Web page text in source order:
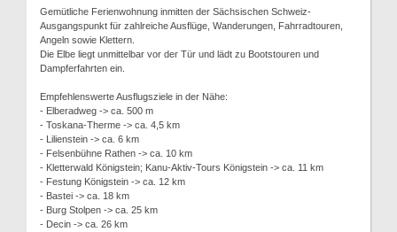
Gemütliche Ferienwohnung inmitten der Sächsischen Schweiz-
Ausgangspunkt für zahlreiche Ausflüge, Wanderungen, Fahrradtouren,
Angeln sowie Klettern.
Die Elbe liegt unmittelbar vor der Tür und lädt zu Bootstouren und
Dampferfahrten ein.
Empfehlenswerte Ausflugsziele in der Nähe:
- Elberadweg -> ca. 500 m
- Toskana-Therme -> ca. 4,5 km
- Lilienstein -> ca. 6 km
- Felsenbühne Rathen -> ca. 10 km
- Kletterwald Königstein; Kanu-Aktiv-Tours Königstein -> ca. 11 km
- Festung Königstein -> ca. 12 km
- Bastei -> ca. 18 km
- Burg Stolpen -> ca. 25 km
- Decin -> ca. 26 km